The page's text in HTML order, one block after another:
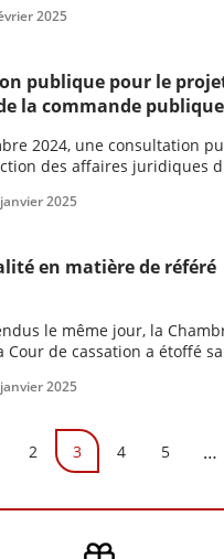
2025
publique pour le
la commande publique
2024, une consultation
des affaires juridiques
simplification du droit de
2025
en matière de référé
le même jour, la
Cour de cassation a étoffé sa
au regard de l’offre
2025
Page
2 Page courante
3 Page
4 Page
5 …